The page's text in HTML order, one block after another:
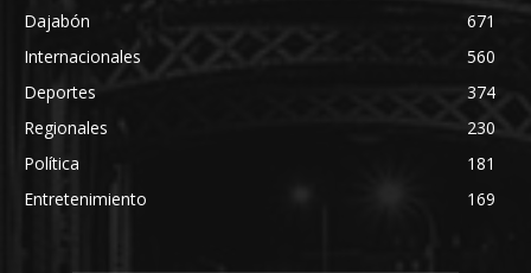
Dajabón
671
Internacionales
560
Deportes
374
Regionales
230
Política
181
Entretenimiento
169